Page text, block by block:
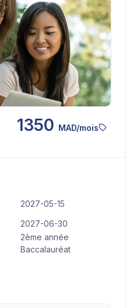
1350 MAD/mois
2027-05-15
2027-06-30
2ème année
Baccalauréat